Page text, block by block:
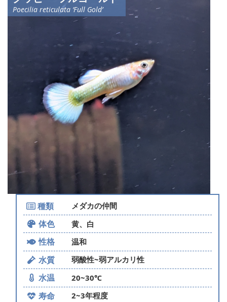
Poecilia reticulata ‘Full Gold’
種類 メダカの仲間
体色 黄、白
性格 温和
水質 弱酸性~弱アルカリ性
水温 20~30℃
寿命 2~3年程度